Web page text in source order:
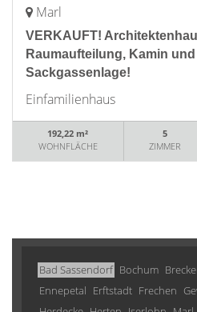
Marl
VERKAUFT!
Raumaufteilung, Kamin
Sackgassenlage!
Einfamilienhaus
192,22 m²
WOHNFLÄCHE
5
ZIMMER
Bad Sassendorf Bochum
Ennepetal Erftstadt Frechen